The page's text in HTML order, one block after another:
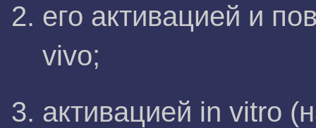
его активацией и
vivo;
активацией in vitro